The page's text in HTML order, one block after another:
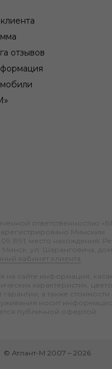
отзывов
ответственностью
Минским
место нахождения:
Минск, ул. Шаранговича, дом
кабинет клиента
на сайте информация,
характеристик,
гарантии, а также
носит
публичной офертой.
© Атлант-М 2007 – 2026